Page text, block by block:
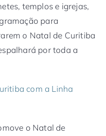
templos e igrejas,
para
o Natal de Curitiba
por toda a
com a Linha
o Natal de